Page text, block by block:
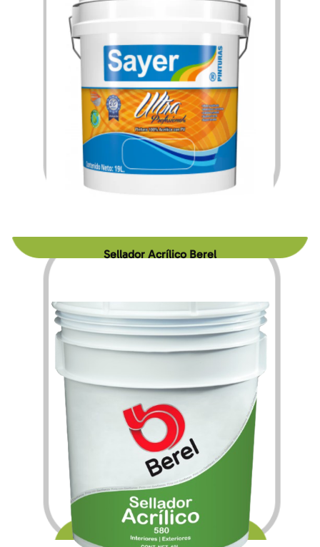
214.95 $3,389.75
Sellador Acrílico Berel
217.56–$ 3,280.20